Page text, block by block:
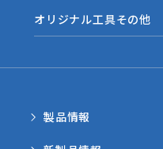
オリジナル工具その他
製品情報